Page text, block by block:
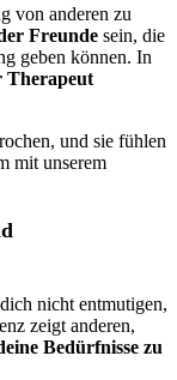
von anderen zu
Freunde sein, die
geben können. In
Therapeut
und sie fühlen
mit unserem
nicht entmutigen,
zeigt anderen,
Bedürfnisse zu